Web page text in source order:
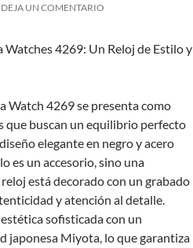
DEJA UN COMENTARIO
4269: Un Reloj de Estilo y
Watch 4269 se presenta como
que buscan un equilibrio perfecto
elegante en negro y acero
es un accesorio, sino una
está decorado con un grabado
y atención al detalle.
sofisticada con un
japonesa Miyota, lo que garantiza